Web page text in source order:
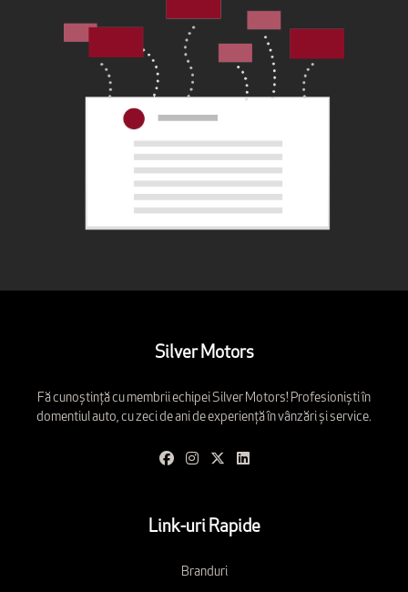
Silver Motors
Fă cunoștință cu membrii echipei Silver Motors! Profesioniști în
domentiul auto, cu zeci de ani de experiență în vânzări și service.
Link-uri Rapide
Branduri